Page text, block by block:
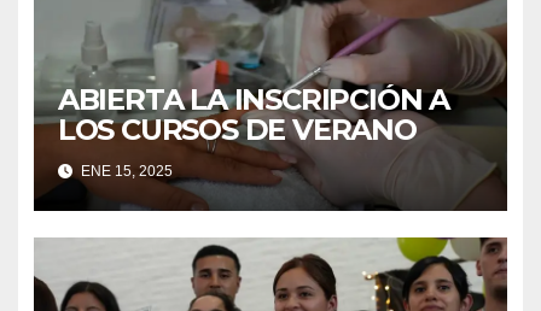
ABIERTA LA INSCRIPCIÓN A
LOS CURSOS DE VERANO
ENE 15, 2025